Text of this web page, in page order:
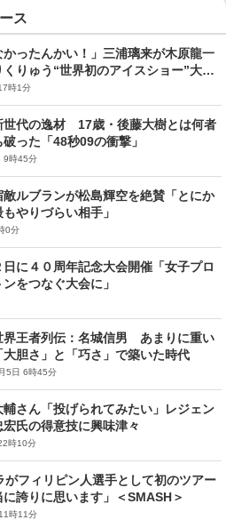
ス
かったんかい！」三浦璃来が木原龍一
りゅう“世界初のアイスショー”大成
いことをすべて詰め込んだ」
時1分
世代の逸材 17歳・後藤大樹とは何者
った「48秒09の衝撃」
9時45分
敵ルブランが松島輝空を絶賛「とにか
やりづらい相手」
0分
に４０周年記念大会開催「女子プロ
をつなぐ大会に」
界王者列伝：名城信男 あまりに重い
胆さ」と「巧さ」で築いた時代
5日 6時45分
さん「投げられてみたい」レジェン
宏氏の得意技に興味津々
時10分
がフィリピン人選手として初のツアー
誇りに思います」＜SMASH＞
時11分